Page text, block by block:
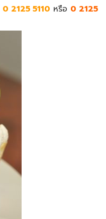
0 2125 5110 หรือ 0 2125